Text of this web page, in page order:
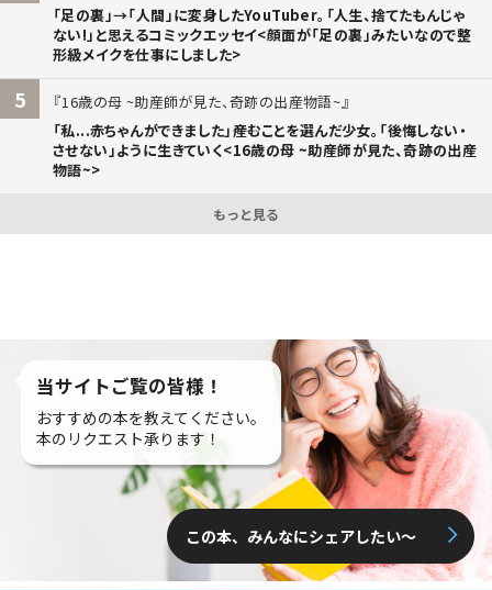
「足の裏」→「人間」に変身したYouTuber。「人生、捨てたもんじゃ
ない!」と思えるコミックエッセイ<顔面が「足の裏」みたいなので整
形級メイクを仕事にしました>
5
16歳の母 ~助産師が見た、奇跡の出産物語~
「私...赤ちゃんができました」――産むことを選んだ少女。「後悔しない・
させない」ように生きていく<16歳の母 ~助産師が見た、奇跡の出産
物語~>
もっと見る
当サイトご覧の皆様！
おすすめの本を教えてください。
本のリクエスト承ります！
この本、みんなにシェアしたい〜